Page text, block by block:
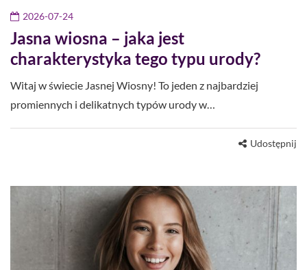
2026-07-24
Jasna wiosna – jaka jest
charakterystyka tego typu urody?
Witaj w świecie Jasnej Wiosny! To jeden z najbardziej
promiennych i delikatnych typów urody w…
Udostępnij